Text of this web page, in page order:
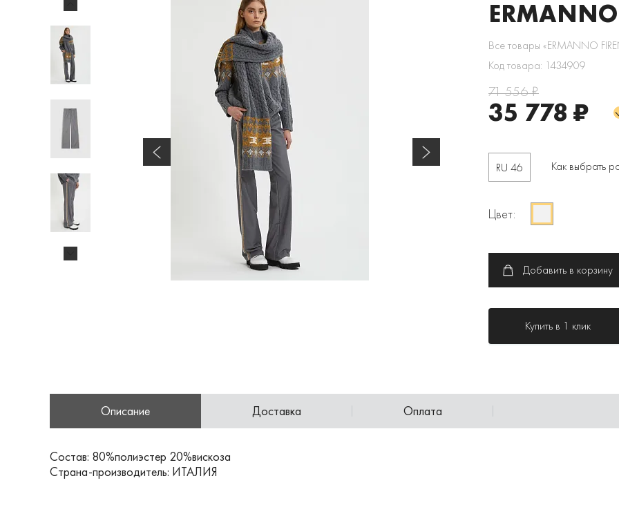
Все товары «ERMANNO
Код товара: 1434909
71 556 ₽
35 778 ₽
RU 46 Как выбрать
Цвет:
Добавить в корзину
Купить в 1 клик
Описание Доставка Оплата
Состав: 80%полиэстер 20%вискоза
Страна-производитель: ИТАЛИЯ